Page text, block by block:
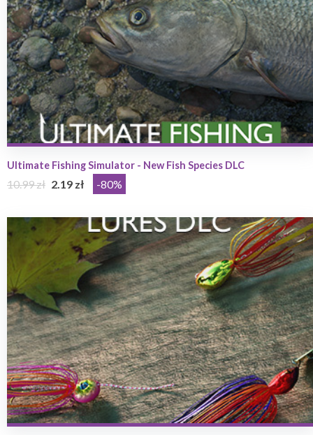
Ultimate Fishing Simulator - New Fish Species DLC
10.99 zł 2.19 zł -80%